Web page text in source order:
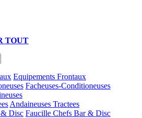
TOUT
Equipements Frontaux
Facheuses-Conditioneuses
Andaineuses Tractees
Disc Faucille Chefs Bar & Disc